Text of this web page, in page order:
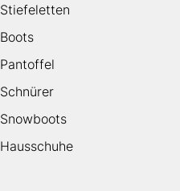
Stiefeletten
Boots
Pantoffel
Schnürer
Snowboots
Hausschuhe